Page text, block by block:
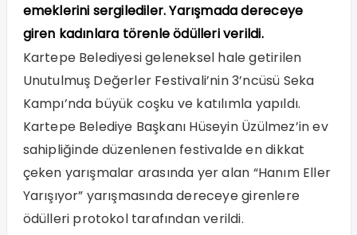
emeklerini sergilediler. Yarışmada dereceye
giren kadınlara törenle ödülleri verildi.
Kartepe Belediyesi geleneksel hale getirilen
Unutulmuş Değerler Festivali’nin 3’ncüsü Seka
Kampı’nda büyük coşku ve katılımla yapıldı.
Kartepe Belediye Başkanı Hüseyin Üzülmez’in ev
sahipliğinde düzenlenen festivalde en dikkat
çeken yarışmalar arasında yer alan “Hanım Eller
Yarışıyor” yarışmasında dereceye girenlere
ödülleri protokol tarafından verildi.